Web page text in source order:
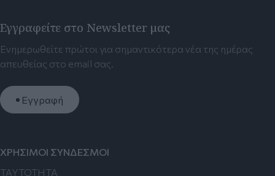
Εγγραφείτε στο Newsletter μας
Ενημερωθείτε πρώτοι για σημαντικότερα νέα της ημέρας
απευθείας στο email σας.
Εγγραφή
ΧΡΗΣΙΜΟΙ ΣΥΝΔΕΣΜΟΙ
TAYTOTHTA